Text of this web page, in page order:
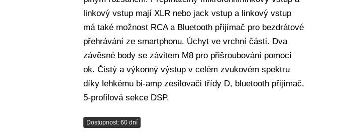
linkový vstup mají XLR nebo jack vstup a linkový vstup
má také možnost RCA a Bluetooth přijímač pro bezdrátové
přehrávání ze smartphonu. Úchyt ve vrchní části. Dva
závěsné body se závitem M8 pro přišroubování pomocí
ok. Čistý a výkonný výstup v celém zvukovém spektru
díky lehkému bi-amp zesilovači třídy D, bluetooth přijímač,
5-profilová sekce DSP.
Dostupnost: 60 dní